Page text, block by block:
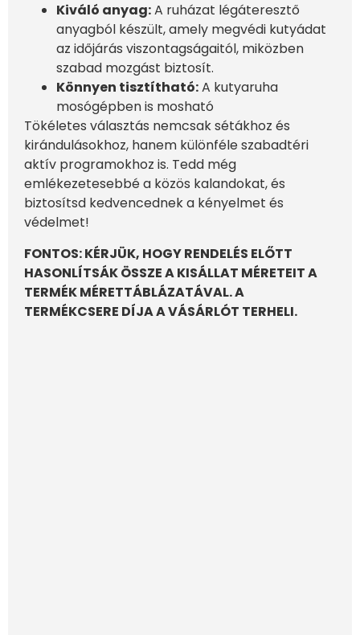
Kiváló anyag:A ruházat légáteresztő
anyagból készült, amely megvédi kutyádat
az időjárás viszontagságaitól, miközben
szabad mozgást biztosít.
Könnyen tisztítható:A kutyaruha
mosógépben is mosható
Tökéletes választás nemcsak sétákhoz és
kirándulásokhoz, hanem különféle szabadtéri
aktív programokhoz is. Tedd még
emlékezetesebbé a közös kalandokat, és
biztosítsd kedvencednek a kényelmet és
védelmet!
FONTOS: KÉRJÜK, HOGY RENDELÉS ELŐTT
HASONLÍTSÁK ÖSSZE A KISÁLLAT MÉRETEIT A
TERMÉK MÉRETTÁBLÁZATÁVAL. A
TERMÉKCSERE DÍJA A VÁSÁRLÓT TERHELI.